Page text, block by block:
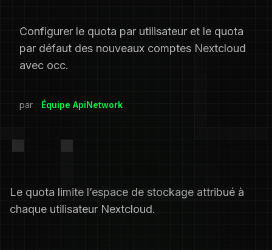
Configurer le quota par utilisateur et le quota
par défaut des nouveaux comptes Nextcloud
avec occ.
par Équipe ApiNetwork
Le quota limite l’espace de stockage attribué à
chaque utilisateur Nextcloud.